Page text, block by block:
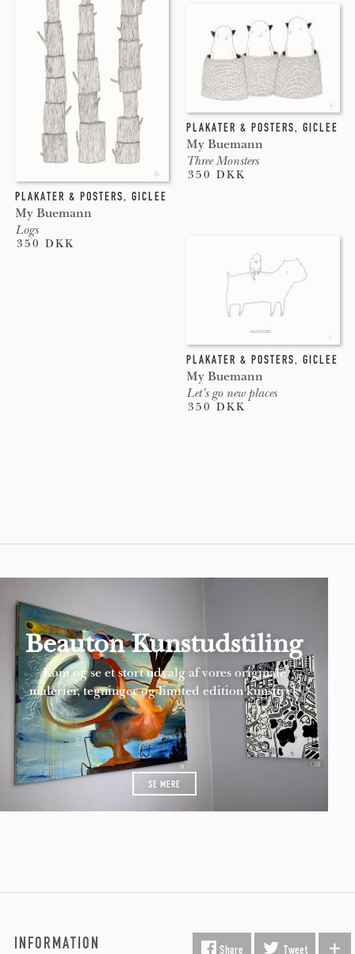
PLAKATER & POSTERS, GICLEE
My Buemann
Logs
350 DKK
PLAKATER & POSTERS, GICLEE
My Buemann
Three Monsters
350 DKK
PLAKATER & POSTERS, GICLEE
My Buemann
Let’s go new places
350 DKK
Beauton Kunstudstiling
Kom og se et stort udvalg af vores originale
malerier, tegninger og limited edition kunsttryk
SE MERE
INFORMATION Share Tweet